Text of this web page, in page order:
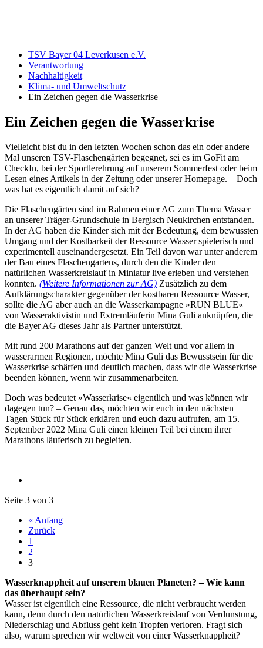
TSV Bayer 04 Leverkusen e.V.
Verantwortung
Nachhaltigkeit
Klima- und Umweltschutz
Ein Zeichen gegen die Wasserkrise
Ein Zeichen gegen die Wasserkrise
Vielleicht bist du in den letzten Wochen schon das ein oder andere
Mal unseren TSV-Flaschengärten begegnet, sei es im GoFit am
CheckIn, bei der Sportlerehrung auf unserem Sommerfest oder beim
Lesen eines Artikels in der Zeitung oder unserer Homepage. – Doch
was hat es eigentlich damit auf sich?
Die Flaschengärten sind im Rahmen einer AG zum Thema Wasser
an unserer Träger-Grundschule in Bergisch Neukirchen entstanden.
In der AG haben die Kinder sich mit der Bedeutung, dem bewussten
Umgang und der Kostbarkeit der Ressource Wasser spielerisch und
experimentell auseinandergesetzt. Ein Teil davon war unter anderem
der Bau eines Flaschengartens, durch den die Kinder den
natürlichen Wasserkreislauf in Miniatur live erleben und verstehen
konnten. (Weitere Informationen zur AG) Zusätzlich zu dem
Aufklärungscharakter gegenüber der kostbaren Ressource Wasser,
sollte die AG aber auch an die Wasserkampagne »RUN BLUE«
von Wasseraktivistin und Extremläuferin Mina Guli anknüpfen, die
die Bayer AG dieses Jahr als Partner unterstützt.
Mit rund 200 Marathons auf der ganzen Welt und vor allem in
wasserarmen Regionen, möchte Mina Guli das Bewusstsein für die
Wasserkrise schärfen und deutlich machen, dass wir die Wasserkrise
beenden können, wenn wir zusammenarbeiten.
Doch was bedeutet »Wasserkrise« eigentlich und was können wir
dagegen tun? – Genau das, möchten wir euch in den nächsten
Tagen Stück für Stück erklären und euch dazu aufrufen, am 15.
September 2022 Mina Guli einen kleinen Teil bei einem ihrer
Marathons läuferisch zu begleiten.
Seite 3 von 3
« Anfang
Zurück
1
2
3
Wasserknappheit auf unserem blauen Planeten? – Wie kann
das überhaupt sein?
Wasser ist eigentlich eine Ressource, die nicht verbraucht werden
kann, denn durch den natürlichen Wasserkreislauf von Verdunstung,
Niederschlag und Abfluss geht kein Tropfen verloren. Fragt sich
also, warum sprechen wir weltweit von einer Wasserknappheit?